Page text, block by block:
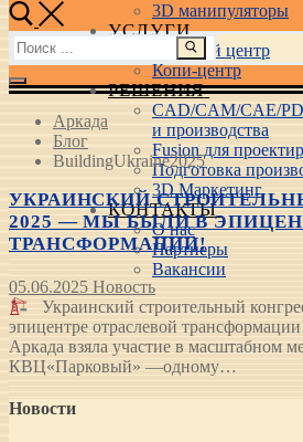
3D манипуляторы
УСЛУГИ
Учебный центр
Копи-центр
РЕШЕНИЯ
CAD/CAM/CAE/
и производства
Fusion для
Подготовка
3D Маркетинг
КОНТАКТЫ
О нас
Партнеры
Вакансии
Найти:
Аркада
Блог
BuildingUkraine2025
УКРАИНСКИЙ
2025 — МЫ БЫЛИ В
ТРАНСФОРМАЦИИ!
05.06.2025 Новость
Украинский строительный
эпицентре отраслевой
Аркада взяла участие в масштабном
КВЦ«Парковый» —одному…
Новости